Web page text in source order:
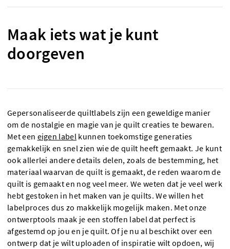
Maak iets wat je kunt
doorgeven
Gepersonaliseerde quiltlabels zijn een geweldige manier
om de nostalgie en magie van je quilt creaties te bewaren.
Met een eigen label kunnen toekomstige generaties
gemakkelijk en snel zien wie de quilt heeft gemaakt. Je kunt
ook allerlei andere details delen, zoals de bestemming, het
materiaal waarvan de quilt is gemaakt, de reden waarom de
quilt is gemaakt en nog veel meer. We weten dat je veel werk
hebt gestoken in het maken van je quilts. We willen het
labelproces dus zo makkelijk mogelijk maken. Met onze
ontwerptools maak je een stoffen label dat perfect is
afgestemd op jou en je quilt. Of je nu al beschikt over een
ontwerp dat je wilt uploaden of inspiratie wilt opdoen, wij